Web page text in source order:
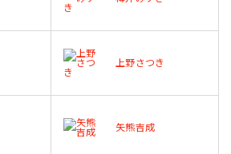
上野さつき
矢熊吉成